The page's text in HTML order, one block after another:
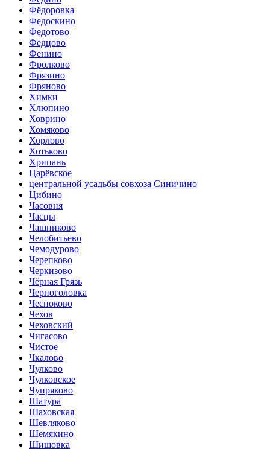
Фёдоровка
Федоскино
Федотово
Федцово
Фенино
Фролково
Фрязино
Фряново
Химки
Хлюпино
Ховрино
Хомяково
Хорлово
Хотьково
Хрипань
Царёвское
центральной усадьбы совхоза Синичино
Цибино
Часовня
Часцы
Чашниково
Челобитьево
Чемодурово
Черепково
Черкизово
Чёрная Грязь
Черноголовка
Чесноково
Чехов
Чеховский
Чигасово
Чистое
Чкалово
Чулково
Чулковское
Чупряково
Шатура
Шаховская
Шевляково
Шемякино
Шишовка